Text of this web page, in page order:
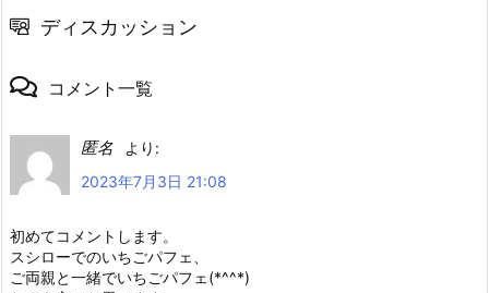
ディスカッション
コメント一覧
匿名
より:
2023年7月3日 21:08
初めてコメントします。
スシローでのいちごパフェ、
ご両親と一緒でいちごパフェ(*^^*)